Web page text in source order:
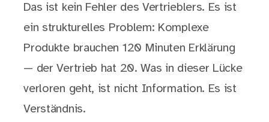
Das ist kein Fehler des Vertrieblers. Es ist
ein strukturelles Problem: Komplexe
Produkte brauchen 120 Minuten Erklärung
— der Vertrieb hat 20. Was in dieser Lücke
verloren geht, ist nicht Information. Es ist
Verständnis.